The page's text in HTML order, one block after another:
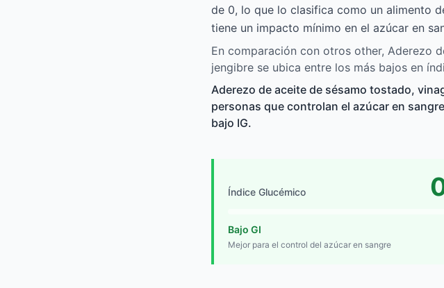
de 0, lo que lo clasifica como un alimento
tiene un impacto mínimo en el azúcar en
En comparación con otros other, Aderezo
jengibre se ubica entre los más bajos en
Aderezo de aceite de sésamo tostado,
personas que controlan el azúcar en
bajo IG.
Índice Glucémico
Bajo GI
Mejor para el control del azúcar en sangre